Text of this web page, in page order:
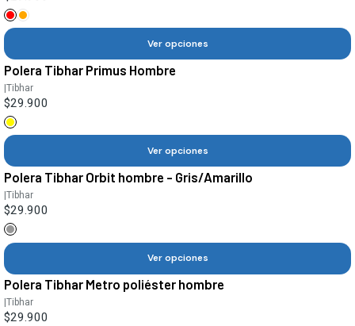
Ver opciones
Polera Tibhar Primus Hombre
|Tibhar
$29.900
Ver opciones
Polera Tibhar Orbit hombre - Gris/Amarillo
|Tibhar
$29.900
Ver opciones
Polera Tibhar Metro poliéster hombre
|Tibhar
$29.900